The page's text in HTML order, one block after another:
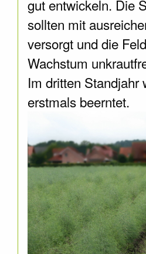
gut entwickeln. Die
sollten mit
versorgt und die
Wachstum
Im dritten Standjahr
erstmals beerntet.